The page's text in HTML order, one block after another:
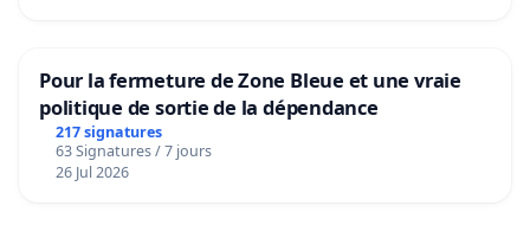
Pour la fermeture de Zone Bleue et une vraie
politique de sortie de la dépendance
217 signatures
63 Signatures / 7 jours
26 Jul 2026